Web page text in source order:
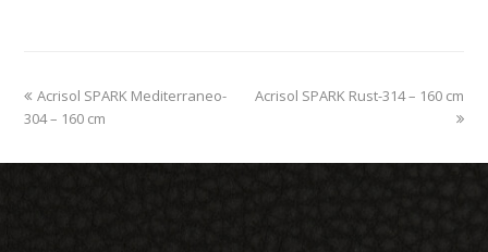
previous
post:
Acrisol SPARK Mediterraneo-
304 – 160 cm
next
Acrisol SPARK Rust-314 – 160 cm